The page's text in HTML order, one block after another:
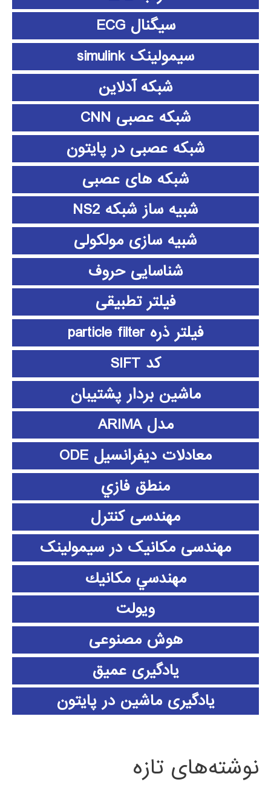
سیگنال ECG
سیمولینک simulink
شبکه آدلاین
شبکه عصبی CNN
شبکه عصبی در پایتون
شبکه های عصبی
شبیه ساز شبکه NS2
شبیه سازی مولکولی
شناسایی حروف
فیلتر تطبیقی
فیلتر ذره particle filter
کد SIFT
ماشین بردار پشتیبان
مدل ARIMA
معادلات دیفرانسیل ODE
منطق فازي
مهندسی کنترل
مهندسی مکانیک در سیمولینک
مهندسي مكانيك
ویولت
هوش مصنوعی
یادگیری عمیق
یادگیری ماشین در پایتون
نوشته‌های تازه